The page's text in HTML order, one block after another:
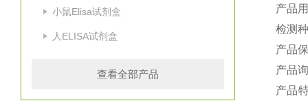
小鼠Elisa试剂盒
人ELISA试剂盒
查看全部产品
产品
检测
产品
产品
产品